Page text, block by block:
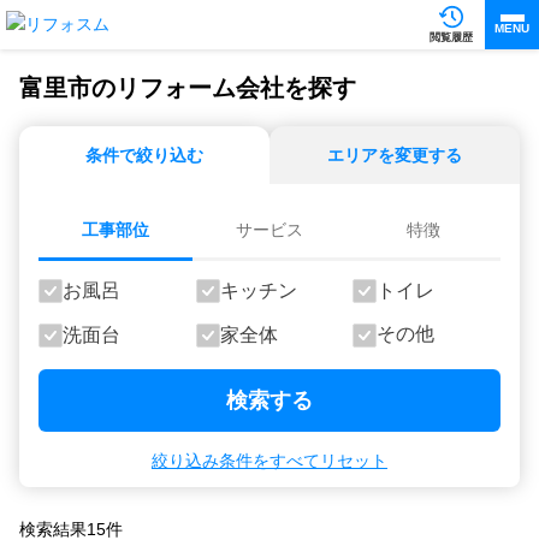
閲覧履歴
MENU
富里市のリフォーム会社を探す
条件で絞り込む エリアを変更する
工事部位 サービス 特徴
お風呂 キッチン トイレ
洗面台 家全体 その他
検索する
絞り込み条件をすべてリセット
検索結果15件